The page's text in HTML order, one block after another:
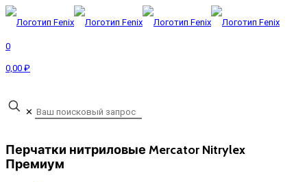
0
0,00 ₽
✕
Перчатки нитриловые Mercator Nitrylex
Премиум